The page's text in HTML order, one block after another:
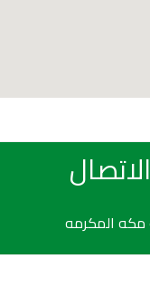
مكه المكرمه